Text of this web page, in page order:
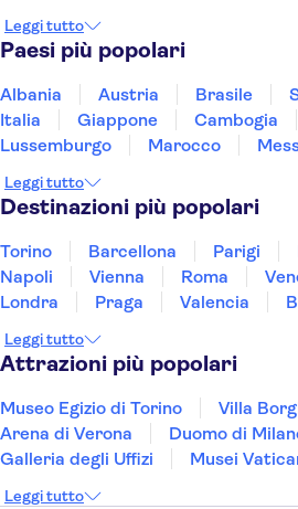
Leggi tutto
Paesi più popolari
Albania Austria Brasile
Italia
Giappone Cambogia
Lussemburgo
Marocco
Tunisia
Turchia Vietnam
Leggi tutto
Destinazioni più popolari
Torino Barcellona Parigi
Napoli
Vienna Roma
Londra
Praga Valencia
Palermo
Leggi tutto
Attrazioni più popolari
Museo Egizio di Torino
Villa
Arena di Verona
Duomo di
Galleria degli Uffizi
Musei
Leggi tutto